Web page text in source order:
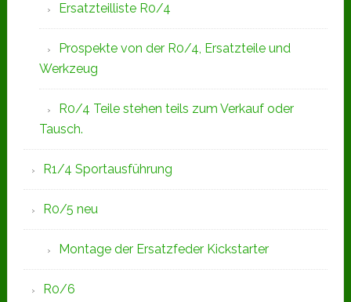
Ersatzteilliste R0/4
Prospekte von der R0/4, Ersatzteile und
Werkzeug
R0/4 Teile stehen teils zum Verkauf oder
Tausch.
R1/4 Sportausführung
R0/5 neu
Montage der Ersatzfeder Kickstarter
R0/6